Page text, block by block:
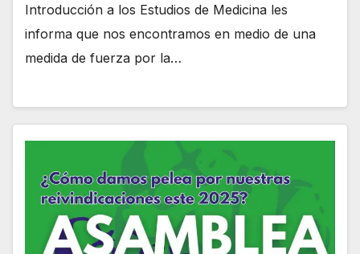
Introducción a los Estudios de Medicina les
informa que nos encontramos en medio de una
medida de fuerza por la…